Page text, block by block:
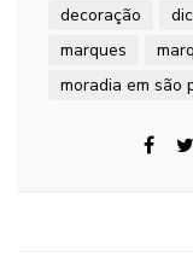
decoração
marques
moradia em são